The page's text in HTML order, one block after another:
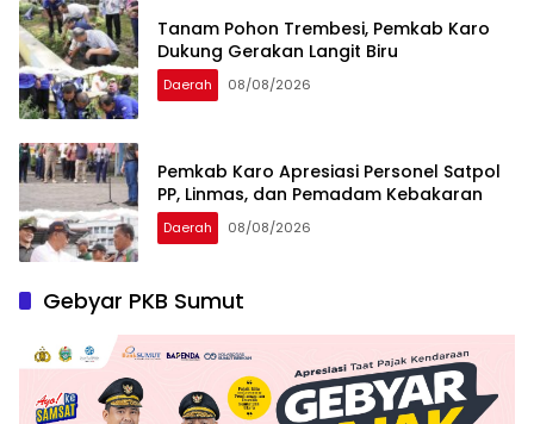
Tanam Pohon Trembesi, Pemkab Karo
Dukung Gerakan Langit Biru
Daerah 08/08/2026
Pemkab Karo Apresiasi Personel Satpol
PP, Linmas, dan Pemadam Kebakaran
Daerah 08/08/2026
Gebyar PKB Sumut